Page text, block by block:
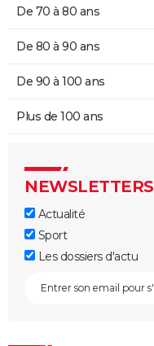
De 70 à 80 ans
De 80 à 90 ans
De 90 à 100 ans
Plus de 100 ans
NEWSLETTERS
Actualité
Sport
Les dossiers d'actu